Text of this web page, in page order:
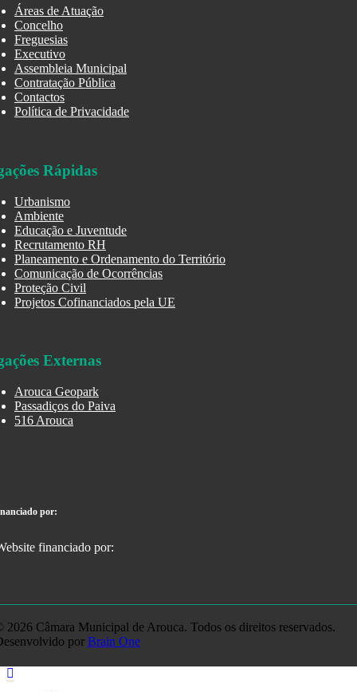
Áreas de Atuação
Concelho
Freguesias
Executivo
Assembleia Municipal
Contratação Pública
Contactos
Política de Privacidade
Rápidas
Urbanismo
Ambiente
Educação e Juventude
Recrutamento RH
Planeamento e Ordenamento do Território
Comunicação de Ocorrências
Proteção Civil
Projetos Cofinanciados pela UE
Externas
Arouca Geopark
Passadiços do Paiva
516 Arouca
por:
2026 Câmara Municipal de Arouca. Todos os direitos reservados.
por Brain One